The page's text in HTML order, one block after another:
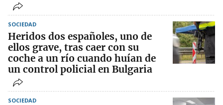
SOCIEDAD
Heridos dos españoles, uno de
ellos grave, tras caer con su
coche a un río cuando huían de
un control policial en Bulgaria
SOCIEDAD